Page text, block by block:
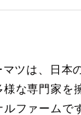
ツは、日本
な専門家を
ファームで